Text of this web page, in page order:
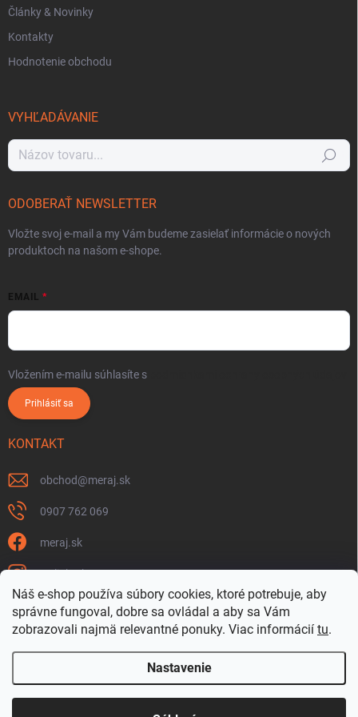
Náš e-shop používa súbory cookies, ktoré potrebuje, aby
správne fungoval, dobre sa ovládal a aby sa Vám
zobrazovali najmä relevantné ponuky. Viac informácií tu.
Nastavenie
Články & Novinky
Kontakty
Hodnotenie obchodu
VYHĽADÁVANIE
Hľadať
ODOBERAŤ NEWSLETTER
Vložte svoj e-mail a my Vám budeme zasielať informácie o nových
produktoch na našom e-shope.
EMAIL
Vložením e-mailu súhlasíte s
Prihlásiť sa
KONTAKT
obchod@meraj.sk
0907 762 069
meraj.sk
m_link_sk
https://www.youtube.com/@meraj-sk
@m_link_sk
www.Meraj.sk . Všetky práva vyhradené.